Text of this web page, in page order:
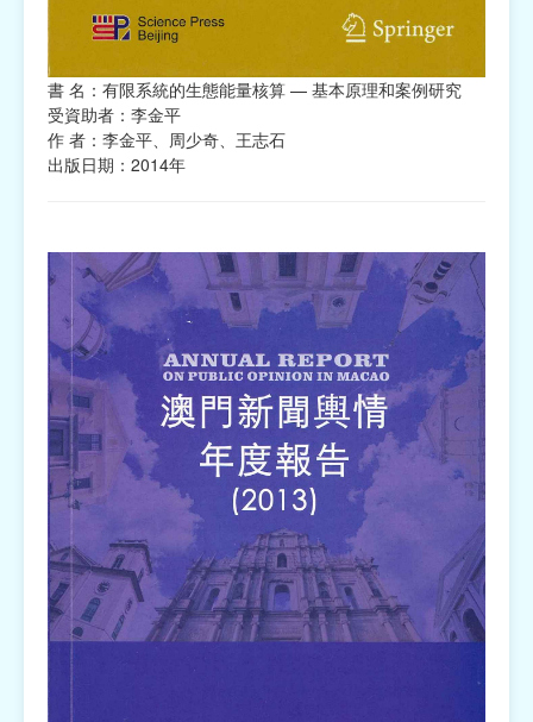
書 名：有限系統的生態能量核算 — 基本原理和案例研究
受資助者：李金平
作 者：李金平、周少奇、王志石
出版日期：2014年